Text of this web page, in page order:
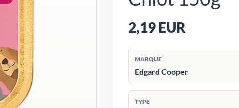
2,19 EUR
MARQUE
Edgard Cooper
TYPE